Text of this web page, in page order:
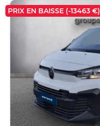
PRIX EN BAISSE (-13463 €)